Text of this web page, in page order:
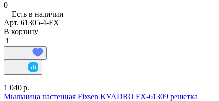
0
Есть в наличии
Арт. 61305-4-FX
В корзину
1 040 р.
Мыльница настенная Fixsen KVADRO FX-61309 решетка